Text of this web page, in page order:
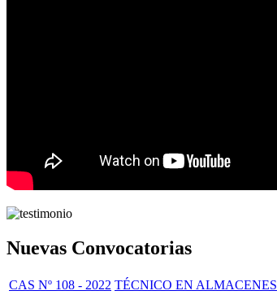
Nuevas Convocatorias
CAS Nº 108 - 2022 TÉCNICO EN ALMACENES